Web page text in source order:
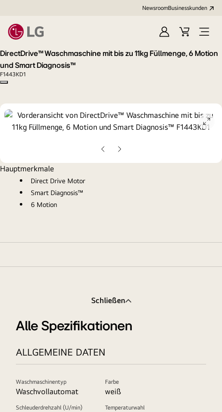
NewsroomBusinesskunden
AnmeldenWarenkorb
Menü
DirectDrive™ Waschmaschine mit bis zu 11kg Füllmenge, 6 Motion
und Smart Diagnosis™
F1443KD1
Copy model name
open
Vorherige
Folie
Nächste
Folie
Hauptmerkmale
Direct Drive Motor
Smart Diagnosis™
6 Motion
Schließen
Alle Spezifikationen
ALLGEMEINE DATEN
Waschmaschinentyp
Waschvollautomat
Farbe
weiß
Schleuderdrehzahl (U/min) Temperaturwahl